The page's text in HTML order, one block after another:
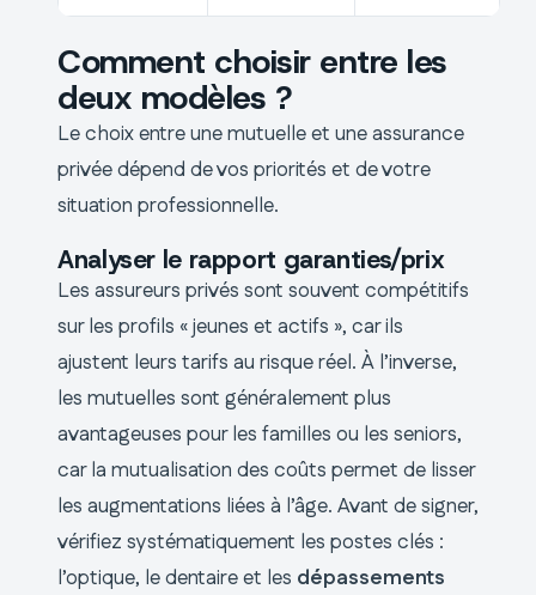
Comment choisir entre les
deux modèles ?
Le choix entre une mutuelle et une assurance
privée dépend de vos priorités et de votre
situation professionnelle.
Analyser le rapport garanties/prix
Les assureurs privés sont souvent compétitifs
sur les profils « jeunes et actifs », car ils
ajustent leurs tarifs au risque réel. À l’inverse,
les mutuelles sont généralement plus
avantageuses pour les familles ou les seniors,
car la mutualisation des coûts permet de lisser
les augmentations liées à l’âge. Avant de signer,
vérifiez systématiquement les postes clés :
l’optique, le dentaire et les dépassements